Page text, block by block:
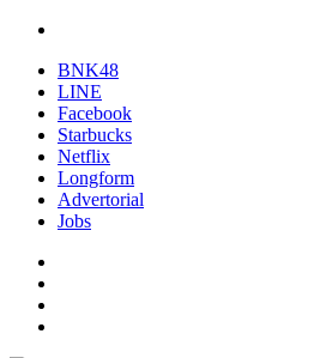
BNK48
LINE
Facebook
Starbucks
Netflix
Longform
Advertorial
Jobs